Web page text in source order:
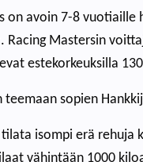
on avoin 7-8 vuotiaille
Racing Mastersin
estekorkeuksilla
teemaan sopien
isompi erä rehuja
vähintään 1000